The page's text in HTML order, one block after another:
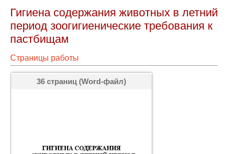
Гигиена содержания животных в летний
период зоогигиенические требования к
пастбищам
Страницы работы
36 страниц (Word-файл)